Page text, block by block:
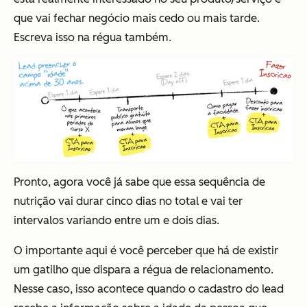
que vai fechar negócio mais cedo ou mais tarde.
Escreva isso na régua também.
Pronto, agora você já sabe que essa sequência de
nutrição vai durar cinco dias no total e vai ter
intervalos variando entre um e dois dias.
O importante aqui é você perceber que há de existir
um gatilho que dispara a régua de relacionamento.
Nesse caso, isso acontece quando o cadastro do lead